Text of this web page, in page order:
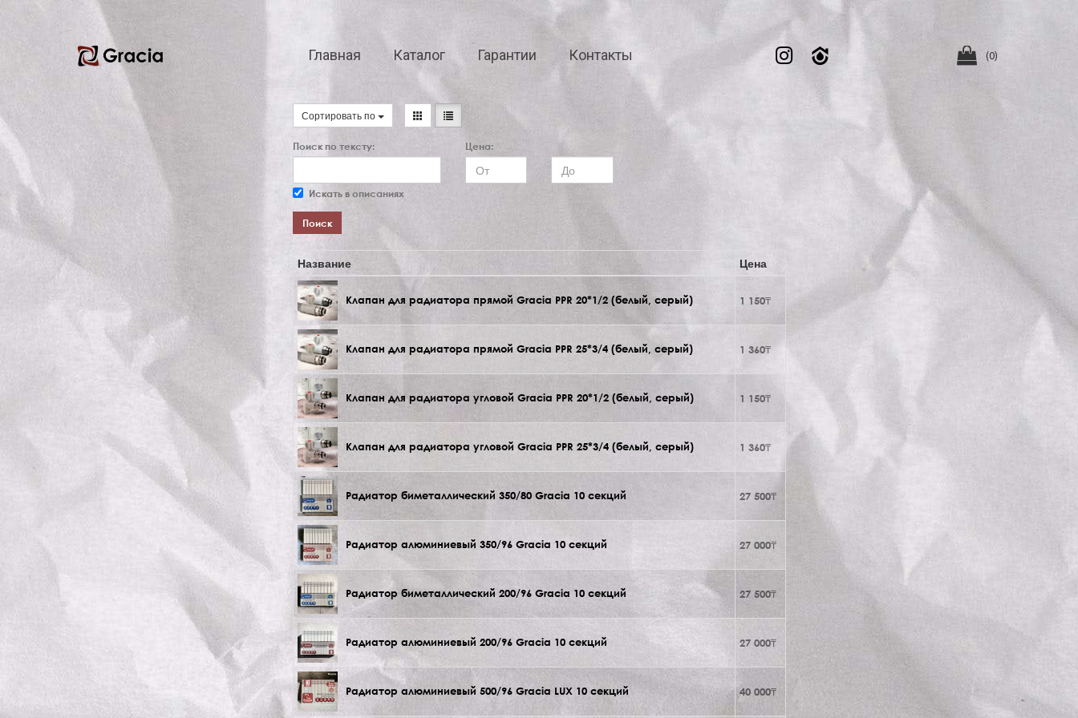
Главная Каталог Гарантии Контакты   (0)
Сортировать по
Поиск по тексту:
Искать в описаниях
Цена:
Поиск
Название Цена
Клапан для радиатора прямой Gracia PPR 20*1/2 (белый, серый) 1 150₸
Клапан для радиатора прямой Gracia PPR 25*3/4 (белый, серый) 1 360₸
Клапан для радиатора угловой Gracia PPR 20*1/2 (белый, серый) 1 150₸
Клапан для радиатора угловой Gracia PPR 25*3/4 (белый, серый) 1 360₸
Радиатор биметаллический 350/80 Gracia 10 секций 27 500₸
Радиатор алюминиевый 350/96 Gracia 10 секций 27 000₸
Радиатор биметаллический 200/96 Gracia 10 секций 27 500₸
Радиатор алюминиевый 200/96 Gracia 10 секций 27 000₸
Радиатор алюминиевый 500/96 Gracia LUX 10 секций 40 000₸